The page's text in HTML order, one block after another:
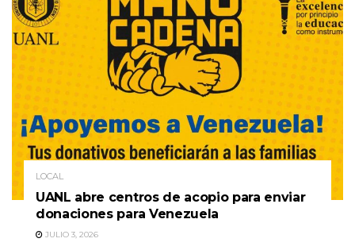
LOCAL
UANL abre centros de acopio para enviar
donaciones para Venezuela
JULIO 3, 2026